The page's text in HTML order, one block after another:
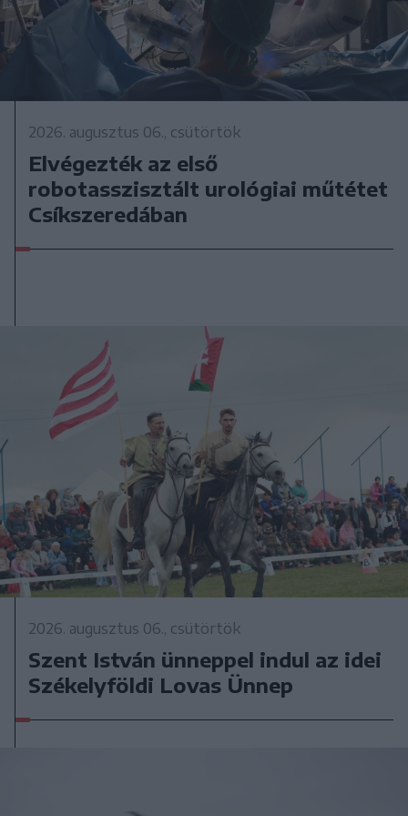
2026. augusztus 06., csütörtök
Elvégezték az első
robotasszisztált urológiai műtétet
Csíkszeredában
2026. augusztus 06., csütörtök
Szent István ünneppel indul az idei
Székelyföldi Lovas Ünnep